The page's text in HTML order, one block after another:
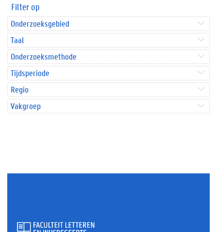
Filter op
Onderzoeksgebied
Taal
Onderzoeksmethode
Tijdsperiode
Regio
Vakgroep